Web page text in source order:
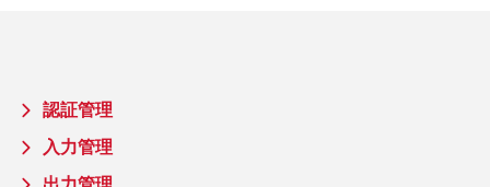
認証管理
入力管理